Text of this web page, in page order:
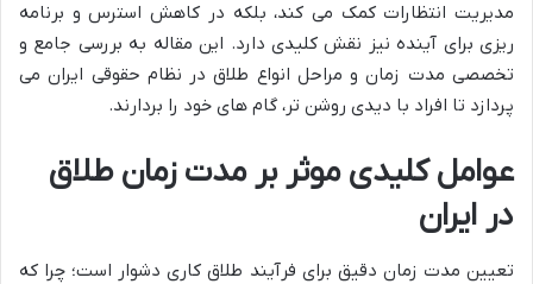
مدیریت انتظارات کمک می کند، بلکه در کاهش استرس و برنامه
ریزی برای آینده نیز نقش کلیدی دارد. این مقاله به بررسی جامع و
تخصصی مدت زمان و مراحل انواع طلاق در نظام حقوقی ایران می
پردازد تا افراد با دیدی روشن تر، گام های خود را بردارند.
عوامل کلیدی موثر بر مدت زمان طلاق
در ایران
تعیین مدت زمان دقیق برای فرآیند طلاق کاری دشوار است؛ چرا که